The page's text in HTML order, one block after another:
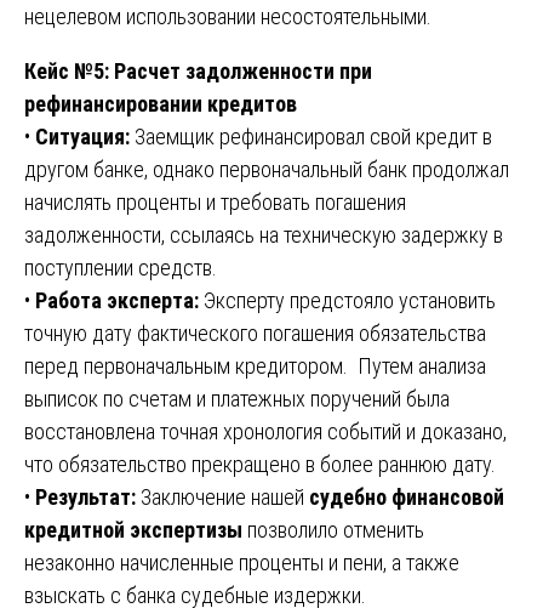
нецелевом использовании несостоятельными.
Кейс №5: Расчет задолженности при
рефинансировании кредитов
• Ситуация: Заемщик рефинансировал свой кредит в
другом банке, однако первоначальный банк продолжал
начислять проценты и требовать погашения
задолженности, ссылаясь на техническую задержку в
поступлении средств.
• Работа эксперта: Эксперту предстояло установить
точную дату фактического погашения обязательства
перед первоначальным кредитором. Путем анализа
выписок по счетам и платежных поручений была
восстановлена точная хронология событий и доказано,
что обязательство прекращено в более раннюю дату.
• Результат: Заключение нашей судебно финансовой
кредитной экспертизы позволило отменить
незаконно начисленные проценты и пени, а также
взыскать с банка судебные издержки.